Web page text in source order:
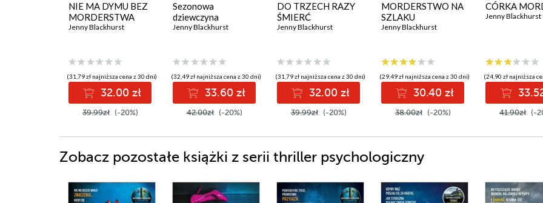
NIE MA DYMU BEZ
MORDERSTWA
Jenny Blackhurst
(31,79 zł najniższa cena z 30 dni)
32.00 zł
39.99zł (-20%)
Sezonowa
dziewczyna
Jenny Blackhurst
(32,49 zł najniższa cena z 30 dni)
33.60 zł
42.00zł (-20%)
DO TRZECH RAZY
ŚMIERĆ
Jenny Blackhurst
(31,79 zł najniższa cena z 30 dni)
32.00 zł
39.99zł (-20%)
MORDERSTWO NA
SZLAKU
Jenny Blackhurst
(29,49 zł najniższa cena z 30 dni)
30.40 zł
38.00zł (-20%)
CÓRKA
Jenny Blackhurst
(24,90 zł najniższa
41.90zł (-
Zobacz pozostałe książki z serii thriller psychologiczny